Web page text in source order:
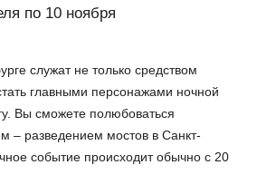
по 10 ноября
служат не только средством
главными персонажами ночной
Вы сможете полюбоваться
– разведением мостов в Санкт-
событие происходит обычно с 20